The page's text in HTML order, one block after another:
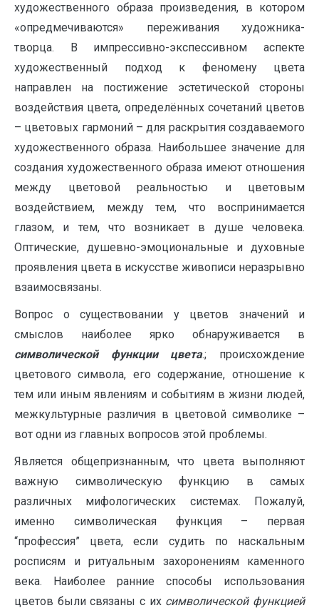
художественного образа произведения, в котором
«опредмечиваются» переживания художника-
творца. В импрессивно-экспессивном аспекте
художественный подход к феномену цвета
направлен на постижение эстетической стороны
воздействия цвета, определённых сочетаний цветов
– цветовых гармоний – для раскрытия создаваемого
художественного образа. Наибольшее значение для
создания художественного образа имеют отношения
между цветовой реальностью и цветовым
воздействием, между тем, что воспринимается
глазом, и тем, что возникает в душе человека.
Оптические, душевно-эмоциональные и духовные
проявления цвета в искусстве живописи неразрывно
взаимосвязаны.
Вопрос о существовании у цветов значений и
смыслов наиболее ярко обнаруживается в
символической функции цвета.; происхождение
цветового символа, его содержание, отношение к
тем или иным явлениям и событиям в жизни людей,
межкультурные различия в цветовой символике –
вот одни из главных вопросов этой проблемы.
Является общепризнанным, что цвета выполняют
важную символическую функцию в самых
различных мифологических системах. Пожалуй,
именно символическая функция – первая
“профессия” цвета, если судить по наскальным
росписям и ритуальным захоронениям каменного
века. Наиболее ранние способы использования
цветов были связаны с их символической функцией